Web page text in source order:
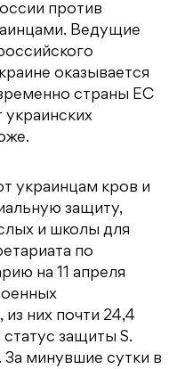
против
Ведущие
оказывается
страны ЕС
украинцам кров и
защиту,
и школы для
по
на 11 апреля
них почти 24,4
защиты S.
минувшие сутки в